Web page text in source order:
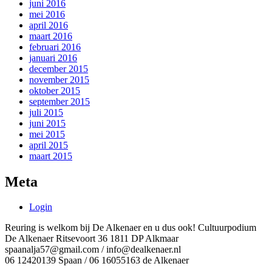
juni 2016
mei 2016
april 2016
maart 2016
februari 2016
januari 2016
december 2015
november 2015
oktober 2015
september 2015
juli 2015
juni 2015
mei 2015
april 2015
maart 2015
Meta
Login
Reuring is welkom bij De Alkenaer en u dus ook! Cultuurpodium
De Alkenaer Ritsevoort 36 1811 DP Alkmaar
spaanalja57@gmail.com / info@dealkenaer.nl
06 12420139 Spaan / 06 16055163 de Alkenaer